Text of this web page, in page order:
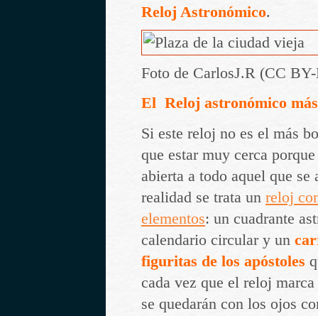
Reloj Astronómico.
Foto de CarlosJ.R (CC
El Reloj astronómico
Si este reloj no es el más
que estar muy cerca
abierta a todo aquel que
realidad se trata un reloj
elementos: un cuadrante
calendario circular y un
figuritas de los apóstoles
cada vez que el reloj
se quedarán con los ojos